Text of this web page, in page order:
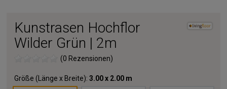
Kunstrasen Hochflor
Wilder Grün | 2m
(0 Rezensionen)
Größe (Länge x Breite): 3.00 x 2.00 m